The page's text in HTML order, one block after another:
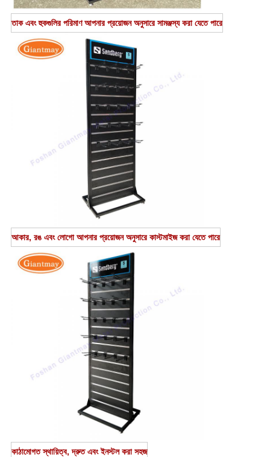
তাক এবং হুকগুলির পরিমাণ আপনার প্রয়োজন অনুসারে সামঞ্জস্য করা যেতে পারে
আকার, রঙ এবং লোগো আপনার প্রয়োজন অনুসারে কাস্টমাইজ করা যেতে পারে
কাঠামোগত স্থায়িত্ব, দ্রুত এবং ইনস্টল করা সহজ